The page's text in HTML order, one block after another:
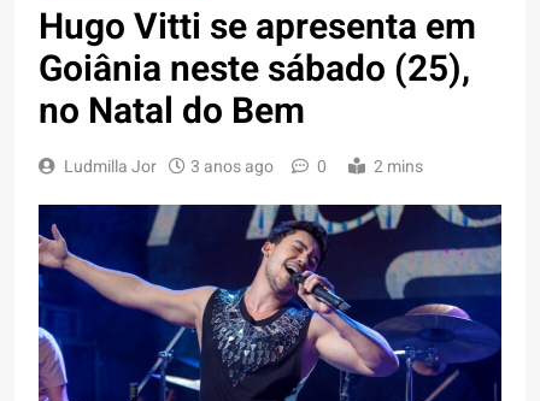
Hugo Vitti se apresenta em
Goiânia neste sábado (25),
no Natal do Bem
Ludmilla Jor 3 anos ago 0 2 mins